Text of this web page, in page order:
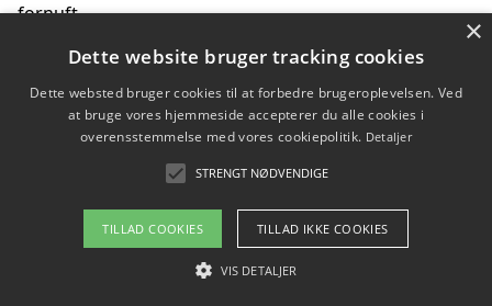
fornuft
Sådan kan du handle bæredygtigt og bestil med
faktura
Om / kontakt
Blog Betingelser
×
Dette website bruger tracking cookies
Dette websted bruger cookies til at forbedre brugeroplevelsen. Ved
at bruge vores hjemmeside accepterer du alle cookies i
overensstemmelse med vores cookiepolitik. Detaljer
STRENGT NØDVENDIGE
TILLAD COOKIES TILLAD IKKE COOKIES
VIS DETALJER